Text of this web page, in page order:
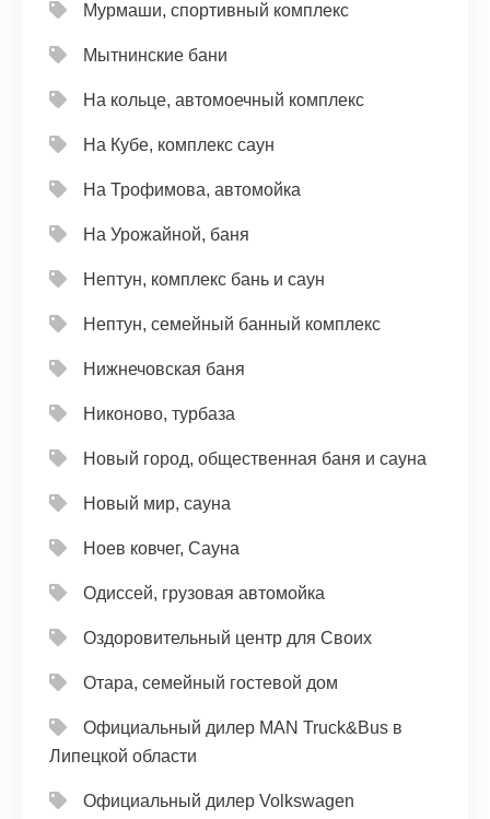
Мурмаши, спортивный комплекс
Мытнинские бани
На кольце, автомоечный комплекс
На Кубе, комплекс саун
На Трофимова, автомойка
На Урожайной, баня
Нептун, комплекс бань и саун
Нептун, семейный банный комплекс
Нижнечовская баня
Никоново, турбаза
Новый город, общественная баня и сауна
Новый мир, сауна
Ноев ковчег, Сауна
Одиссей, грузовая автомойка
Оздоровительный центр для Своих
Отара, семейный гостевой дом
Официальный дилер MAN Truck&Bus в
Липецкой области
Официальный дилер Volkswagen